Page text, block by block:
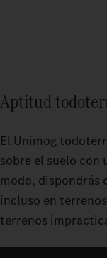
Aptitud
El Unimog
sobre el suelo con
modo, dispondrás
incluso en
terrenos